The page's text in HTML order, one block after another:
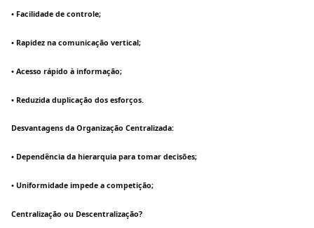
• Facilidade de controle;
• Rapidez na comunicação vertical;
• Acesso rápido à informação;
• Reduzida duplicação dos esforços.
Desvantagens da Organização Centralizada:
• Dependência da hierarquia para tomar decisões;
• Uniformidade impede a competição;
Centralização ou Descentralização?